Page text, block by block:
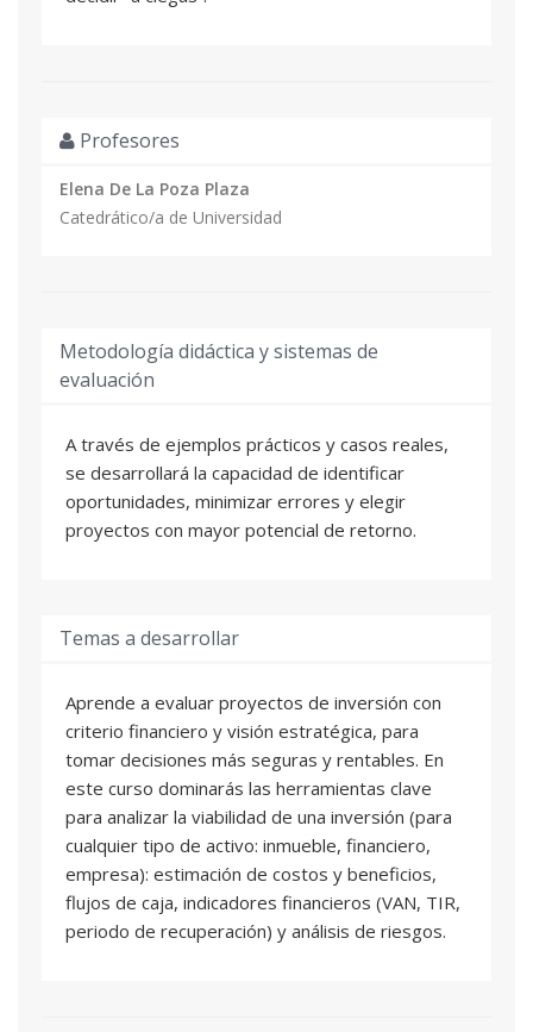
Profesores
Elena De La Poza Plaza
Catedrático/a de Universidad
Metodología didáctica y sistemas de
evaluación
A través de ejemplos prácticos y casos reales,
se desarrollará la capacidad de identificar
oportunidades, minimizar errores y elegir
proyectos con mayor potencial de retorno.
Temas a desarrollar
Aprende a evaluar proyectos de inversión con
criterio financiero y visión estratégica, para
tomar decisiones más seguras y rentables. En
este curso dominarás las herramientas clave
para analizar la viabilidad de una inversión (para
cualquier tipo de activo: inmueble, financiero,
empresa): estimación de costos y beneficios,
flujos de caja, indicadores financieros (VAN, TIR,
periodo de recuperación) y análisis de riesgos.